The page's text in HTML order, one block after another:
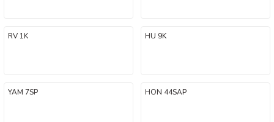
RV 1K HU 9K
YAM 7SP HON 44SAP